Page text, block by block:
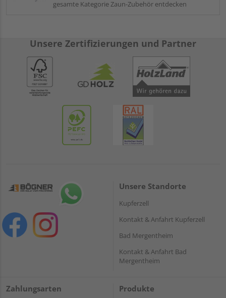
gesamte Kategorie Zaun-Zubehör entdecken
Unsere Zertifizierungen und Partner
Unsere Standorte
Kupferzell
Kontakt & Anfahrt Kupferzell
Bad Mergentheim
Kontakt & Anfahrt Bad
Mergentheim
Zahlungsarten Produkte